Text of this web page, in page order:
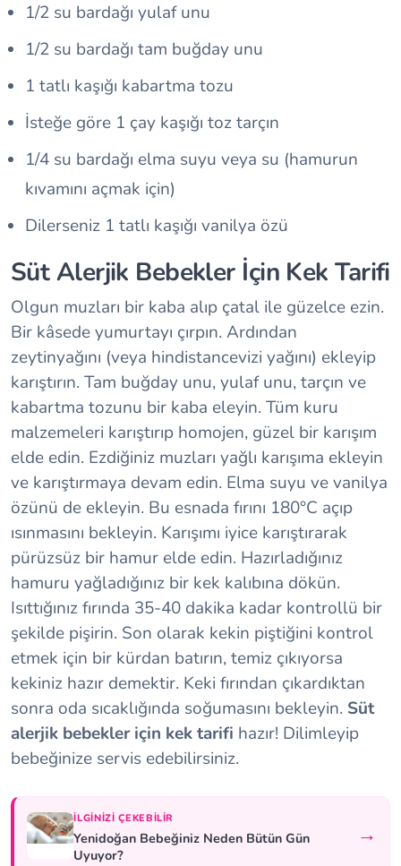
1/2 su bardağı yulaf unu
1/2 su bardağı tam buğday unu
1 tatlı kaşığı kabartma tozu
İsteğe göre 1 çay kaşığı toz tarçın
1/4 su bardağı elma suyu veya su (hamurun
kıvamını açmak için)
Dilerseniz 1 tatlı kaşığı vanilya özü
Süt Alerjik Bebekler İçin Kek Tarifi
Olgun muzları bir kaba alıp çatal ile güzelce ezin.
Bir kâsede yumurtayı çırpın. Ardından
zeytinyağını (veya hindistancevizi yağını) ekleyip
karıştırın. Tam buğday unu, yulaf unu, tarçın ve
kabartma tozunu bir kaba eleyin. Tüm kuru
malzemeleri karıştırıp homojen, güzel bir karışım
elde edin. Ezdiğiniz muzları yağlı karışıma ekleyin
ve karıştırmaya devam edin. Elma suyu ve vanilya
özünü de ekleyin. Bu esnada fırını 180°C açıp
ısınmasını bekleyin. Karışımı iyice karıştırarak
pürüzsüz bir hamur elde edin. Hazırladığınız
hamuru yağladığınız bir kek kalıbına dökün.
Isıttığınız fırında 35-40 dakika kadar kontrollü bir
şekilde pişirin. Son olarak kekin piştiğini kontrol
etmek için bir kürdan batırın, temiz çıkıyorsa
kekiniz hazır demektir. Keki fırından çıkardıktan
sonra oda sıcaklığında soğumasını bekleyin. Süt
alerjik bebekler için kek tarifi hazır! Dilimleyip
bebeğinize servis edebilirsiniz.
İLGINIZI ÇEKEBILIR
Yenidoğan Bebeğiniz Neden Bütün Gün
Uyuyor?
→